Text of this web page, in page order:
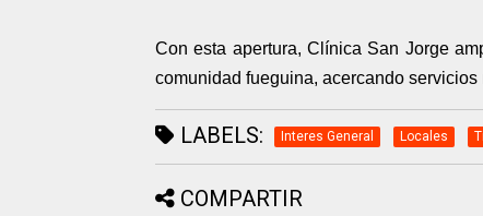
Con esta apertura, Clínica San Jorge
comunidad fueguina, acercando
LABELS: Interes General Locales
COMPARTIR